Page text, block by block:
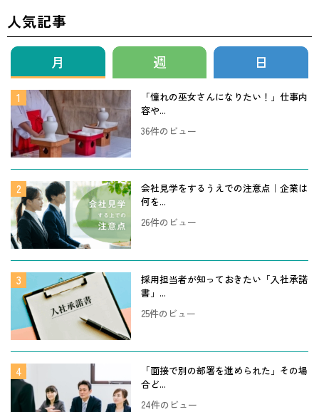
人気記事
月 週 日
「憧れの巫女さんになりたい！」仕事内
容や...
36件のビュー
会社見学をするうえでの注意点｜企業は
何を...
26件のビュー
採用担当者が知っておきたい「入社承諾
書」...
25件のビュー
「面接で別の部署を進められた」その場
合ど...
24件のビュー